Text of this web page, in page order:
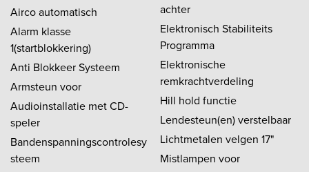
Airco automatisch
Alarm klasse
1(startblokkering)
Anti Blokkeer Systeem
Armsteun voor
Audioinstallatie met CD-
speler
Bandenspanningscontrolesy
steem
achter
Elektronisch Stabiliteits
Programma
Elektronische
remkrachtverdeling
Hill hold functie
Lendesteun(en) verstelbaar
Lichtmetalen velgen 17"
Mistlampen voor